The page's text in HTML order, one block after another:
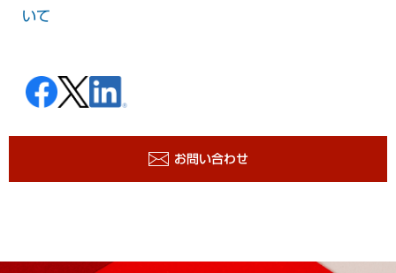
いて
お問い合わせ